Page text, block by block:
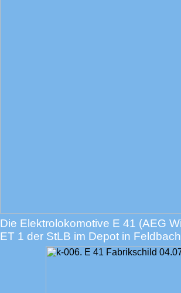
Die Elektrolokomotive E 41 (AEG
ET 1 der StLB im Depot in